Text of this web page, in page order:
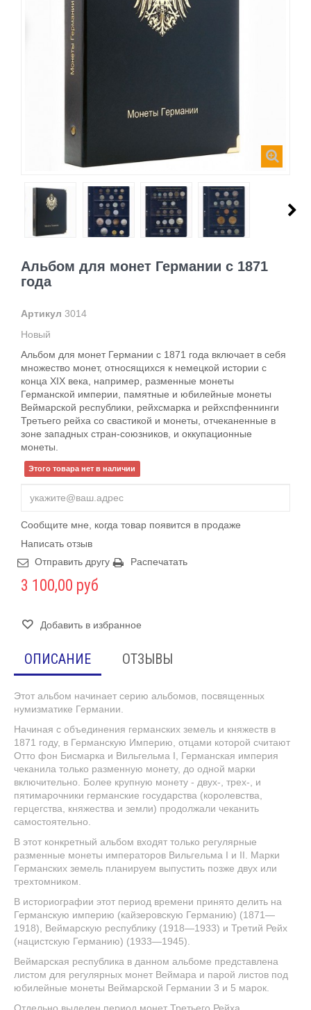
Альбом для монет Германии с 1871
года
Артикул 3014
Новый
Альбом для монет Германии с 1871 года включает в себя
множество монет, относящихся к немецкой истории с
конца XIX века, например, разменные монеты
Германской империи, памятные и юбилейные монеты
Веймарской республики, рейхсмарка и рейхспфеннинги
Третьего рейха со свастикой и монеты, отчеканенные в
зоне западных стран-союзников, и оккупационные
монеты.
Этого товара нет в наличии
Сообщите мне, когда товар появится в продаже
Написать отзыв
Отправить другу
Распечатать
3 100,00 руб
Добавить в избранное
ОПИСАНИЕ ОТЗЫВЫ
Этот альбом начинает серию альбомов, посвященных
нумизматике Германии.
Начиная с объединения германских земель и княжеств в
1871 году, в Германскую Империю, отцами которой считают
Отто фон Бисмарка и Вильгельма I, Германская империя
чеканила только разменную монету, до одной марки
включительно. Более крупную монету - двух-, трех-, и
пятимарочники германские государства (королевства,
герцегства, княжества и земли) продолжали чеканить
самостоятельно.
В этот конкретный альбом входят только регулярные
разменные монеты императоров Вильгельма I и II. Марки
Германских земель планируем выпустить позже двух или
трехтомником.
В историографии этот период времени принято делить на
Германскую империю (кайзеровскую Германию) (1871—
1918), Веймарскую республику (1918—1933) и Третий Рейх
(нацистскую Германию) (1933—1945).
Веймарская республика в данном альбоме представлена
листом для регулярных монет Веймара и парой листов под
юбилейные монеты Веймарской Германии 3 и 5 марок.
Отдельно выделен период монет Третьего Рейха